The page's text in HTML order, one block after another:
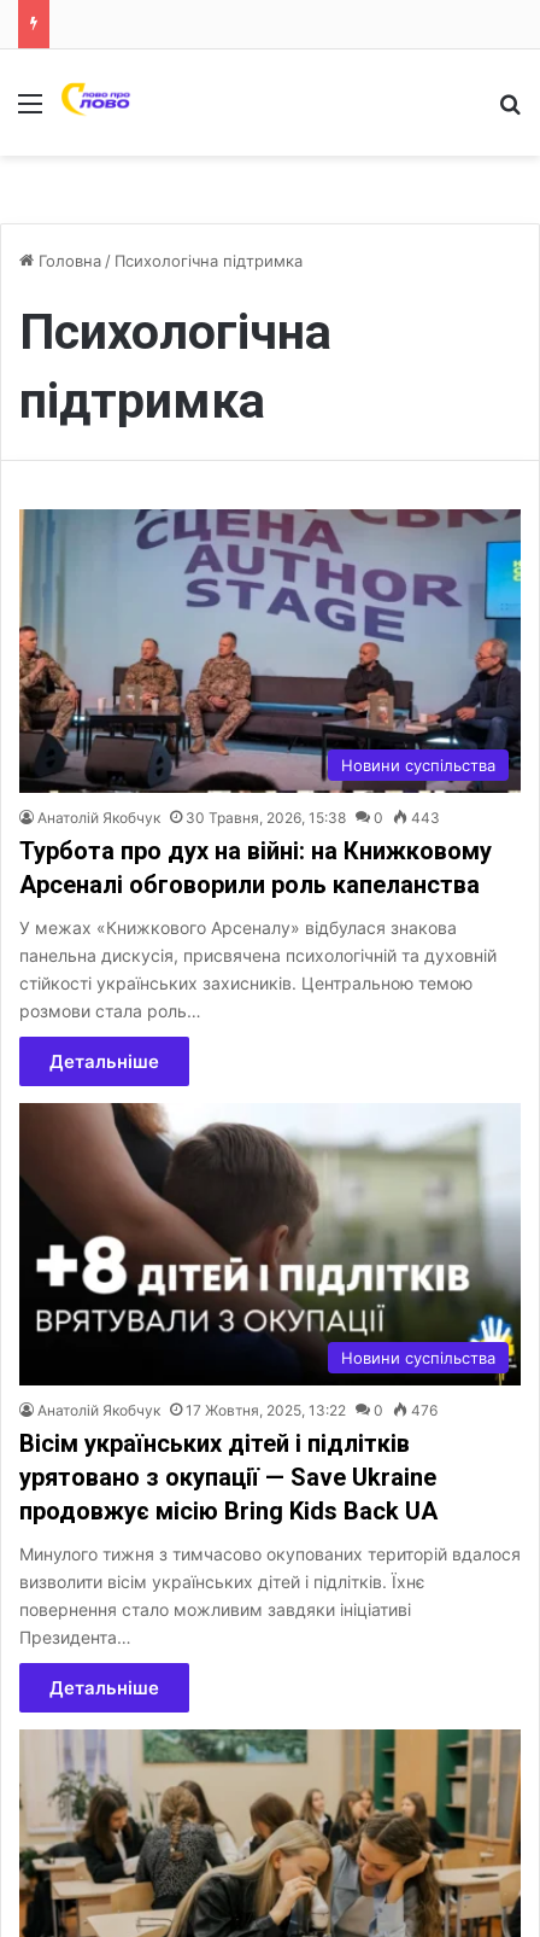
Меню
Головна / Психологічна підтримка
Психологічна
підтримка
Новини суспільства
Анатолій Якобчук 30 Травня, 2026, 15:38 0 443
Турбота про дух на війні: на Книжковому
Арсеналі обговорили роль капеланства
У межах «Книжкового Арсеналу» відбулася знакова
панельна дискусія, присвячена психологічній та духовній
стійкості українських захисників. Центральною темою
розмови стала роль…
Детальніше
Новини суспільства
Анатолій Якобчук 17 Жовтня, 2025, 13:22 0 476
Вісім українських дітей і підлітків
урятовано з окупації — Save Ukraine
продовжує місію Bring Kids Back UA
Минулого тижня з тимчасово окупованих територій вдалося
визволити вісім українських дітей і підлітків. Їхнє
повернення стало можливим завдяки ініціативі
Президента…
Детальніше